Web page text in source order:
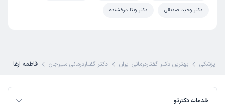
دکتر وحید صدیقی دکتر ویتا درخشنده
پزشکی بهترین دکتر گفتاردرمانی ایران دکتر گفتاردرمانی سیرجان فاطمه ارغا
خدمات دکترتو